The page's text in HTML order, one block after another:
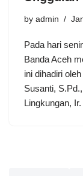
by admin
Pada hari
Banda Aceh
ini dihadiri
Susanti,
Lingkungan,